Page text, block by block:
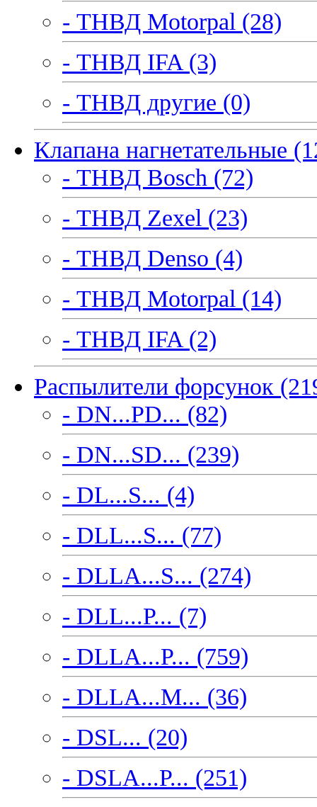
- ТНВД Motorpal (28)
- ТНВД IFA (3)
- ТНВД другие (0)
Клапана нагнетательные
- ТНВД Bosch (72)
- ТНВД Zexel (23)
- ТНВД Denso (4)
- ТНВД Motorpal (14)
- ТНВД IFA (2)
Распылители форсунок
- DN...PD... (82)
- DN...SD... (239)
- DL...S... (4)
- DLL...S... (77)
- DLLA...S... (274)
- DLL...P... (7)
- DLLA...P... (759)
- DLLA...M... (36)
- DSL... (20)
- DSLA...P... (251)